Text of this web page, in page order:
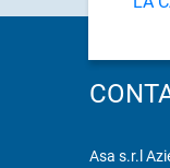
Asa s.r.l